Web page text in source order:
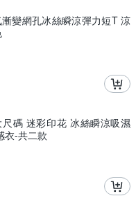
變網孔冰絲瞬涼彈力短T 涼
碼 迷彩印花 冰絲瞬涼吸濕
衣-共二款